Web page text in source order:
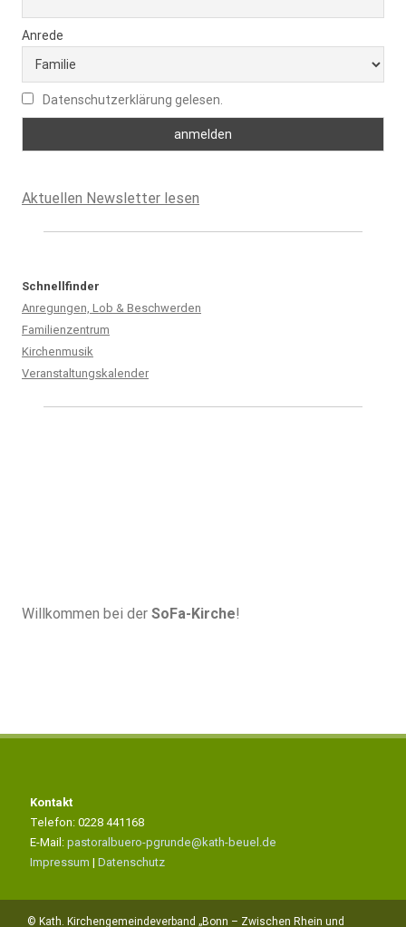
Anrede
Datenschutzerklärung gelesen.
Aktuellen Newsletter lesen
Schnellfinder
Anregungen, Lob & Beschwerden
Familienzentrum
Kirchenmusik
Veranstaltungskalender
Willkommen bei der SoFa-Kirche!
Kontakt
Telefon: 0228 441168
E-Mail: pastoralbuero-pgrunde@kath-beuel.de
Impressum | Datenschutz
© Kath. Kirchengemeindeverband „Bonn – Zwischen Rhein und